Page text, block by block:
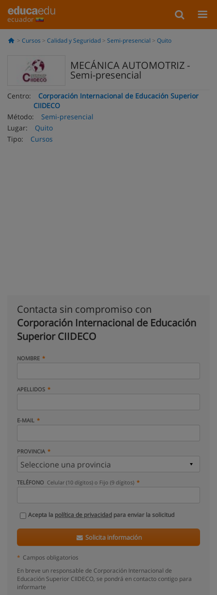
ecuador
Cursos Calidad y Seguridad Semi-presencial Quito
MECÁNICA AUTOMOTRIZ -
Semi-presencial
Centro:
Corporación Internacional de Educación Superior
CIIDECO
Método:
Semi-presencial
Lugar:
Quito
Tipo:
Cursos
Contacta sin compromiso con
Corporación Internacional de Educación
Superior CIIDECO
NOMBRE
APELLIDOS
E-MAIL
PROVINCIA
TELÉFONO Celular (10 dígitos) o Fijo (9 dígitos)
Acepta la política de privacidad para enviar la solicitud
Solicita información
* Campos obligatorios
En breve un responsable de Corporación Internacional de
Educación Superior CIIDECO, se pondrá en contacto contigo para
informarte